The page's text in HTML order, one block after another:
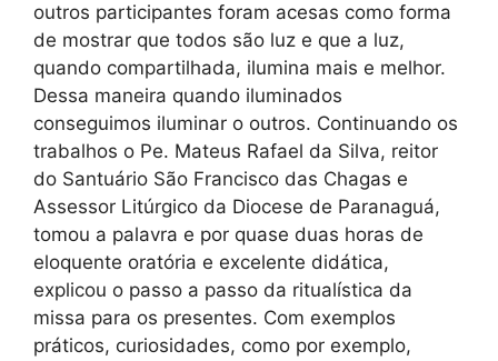
outros participantes foram acesas como forma
de mostrar que todos são luz e que a luz,
quando compartilhada, ilumina mais e melhor.
Dessa maneira quando iluminados
conseguimos iluminar o outros. Continuando os
trabalhos o Pe. Mateus Rafael da Silva, reitor
do Santuário São Francisco das Chagas e
Assessor Litúrgico da Diocese de Paranaguá,
tomou a palavra e por quase duas horas de
eloquente oratória e excelente didática,
explicou o passo a passo da ritualística da
missa para os presentes. Com exemplos
práticos, curiosidades, como por exemplo,